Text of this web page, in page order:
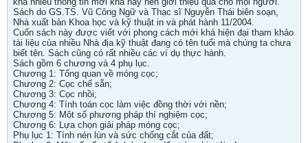
Sách do GS.TS. Vũ Công Ngữ và Thạc sĩ Nguyễn Thái biên soạn,
Nhà xuất bản Khoa học và kỹ thuật in và phát hành 11/2004.
Cuốn sách này được viết với phong cách mới khá hiện đại tham khảo
tài liệu của nhiều Nhà địa kỹ thuật đang có tên tuổi mà chúng ta chưa
biết tên. Sách cũng có rất nhiều các ví dụ thực hành.
Sách gồm 6 chương và 4 phụ lục.
Chương 1: Tổng quan về móng cọc;
Chương 2: Cọc chế sẵn;
Chương 3: Cọc nhồi;
Chương 4: Tính toán cọc làm việc đồng thời với nền;
Chương 5: Một số phương pháp thí nghiệm cọc;
Chương 6: Lựa chọn giải pháp móng cọc;
Phụ lục 1: Tính nén lún và sức chống cắt của đất;